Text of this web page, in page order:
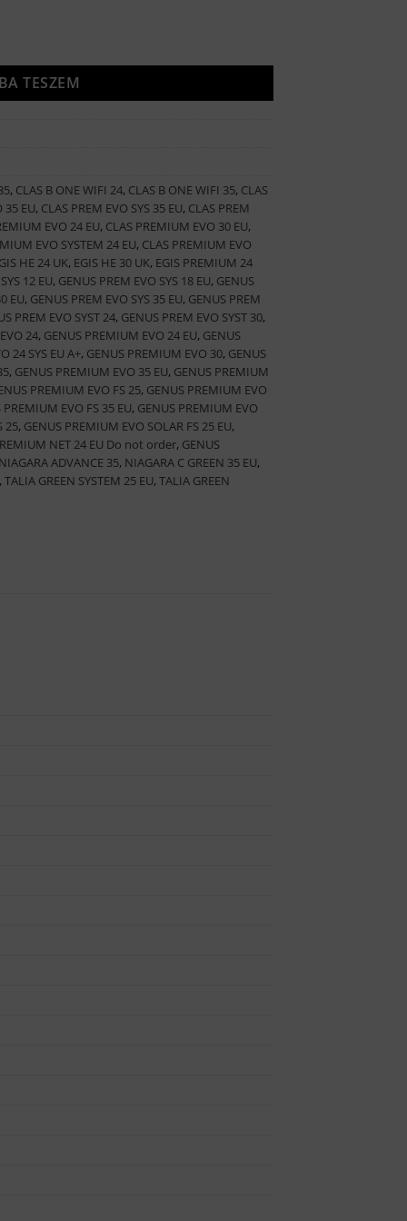
TESZEM
, CLAS B ONE WIFI 24, CLAS B ONE WIFI 35, CLAS
35 EU, CLAS PREM EVO SYS 35 EU, CLAS PREM
EVO 24 EU, CLAS PREMIUM EVO 30 EU,
EVO SYSTEM 24 EU, CLAS PREMIUM EVO
HE 24 UK, EGIS HE 30 UK, EGIS PREMIUM 24
12 EU, GENUS PREM EVO SYS 18 EU, GENUS
EU, GENUS PREM EVO SYS 35 EU, GENUS PREM
PREM EVO SYST 24, GENUS PREM EVO SYST 30,
24, GENUS PREMIUM EVO 24 EU, GENUS
24 SYS EU A+, GENUS PREMIUM EVO 30, GENUS
, GENUS PREMIUM EVO 35 EU, GENUS PREMIUM
PREMIUM EVO FS 25, GENUS PREMIUM EVO
PREMIUM EVO FS 35 EU, GENUS PREMIUM EVO
25, GENUS PREMIUM EVO SOLAR FS 25 EU,
NET 24 EU Do not order, GENUS
ADVANCE 35, NIAGARA C GREEN 35 EU,
TALIA GREEN SYSTEM 25 EU, TALIA GREEN